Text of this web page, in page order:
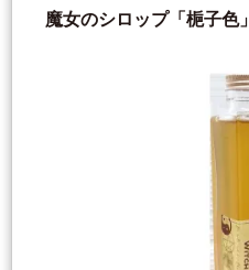
魔女のシロップ「梔子色」